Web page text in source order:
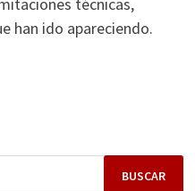
técnicas,
han ido apareciendo.